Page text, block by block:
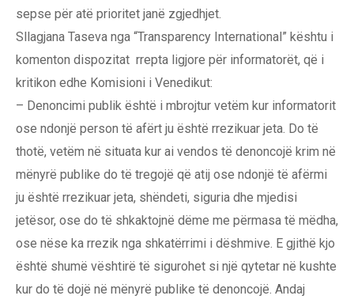
sepse për atë prioritet janë zgjedhjet.
Sllagjana Taseva nga “Transparency International” kështu i
komenton dispozitat rrepta ligjore për informatorët, që i
kritikon edhe Komisioni i Venedikut:
– Denoncimi publik është i mbrojtur vetëm kur informatorit
ose ndonjë person të afërt ju është rrezikuar jeta. Do të
thotë, vetëm në situata kur ai vendos të denoncojë krim në
mënyrë publike do të tregojë që atij ose ndonjë të afërmi
ju është rrezikuar jeta, shëndeti, siguria dhe mjedisi
jetësor, ose do të shkaktojnë dëme me përmasa të mëdha,
ose nëse ka rrezik nga shkatërrimi i dëshmive. E gjithë kjo
është shumë vështirë të sigurohet si një qytetar në kushte
kur do të dojë në mënyrë publike të denoncojë. Andaj